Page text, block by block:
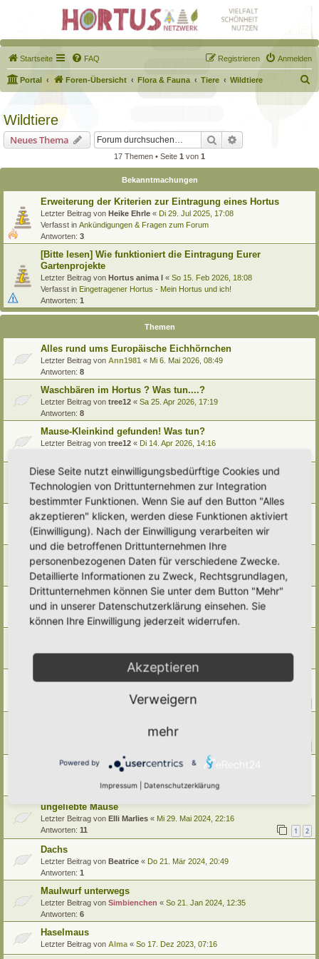
Startseite FAQ Anmelden
Registrieren
Portal Foren-Übersicht Flora & Fauna Tiere Wildtiere
u
Wildtiere
Neues Thema Suche
17 Themen • Seite 1 von 1
Bekanntmachungen
Erweiterung der Kriterien zur Eintragung eines Hortus
Letzter Beitrag von Heike Ehrle « Di 29. Jul 2025, 17:08
Verfasst in Ankündigungen & Fragen zum Forum
Antworten: 3
[Bitte lesen] Wie funktioniert die Eintragung Eurer
Gartenprojekte
Letzter Beitrag von Hortus anima l « So 15. Feb 2026, 18:08
Verfasst in Eingetragener Hortus - Mein Hortus und ich!
Antworten: 1
Themen
Alles rund ums Europäische Eichhörnchen
Letzter Beitrag von Ann1981 « Mi 6. Mai 2026, 08:49
Antworten: 8
Waschbären im Hortus ? Was tun....?
Letzter Beitrag von tree12 « Sa 25. Apr 2026, 17:19
Antworten: 8
Mause-Kleinkind gefunden! Was tun?
Letzter Beitrag von tree12 « Di 14. Apr 2026, 14:16
Fledermäuse
Letzter Beitrag vonAlma« So 8. Feb 2026, 13:19
Antworten:
Mauswiesel im Garten ansiedeln gegen Wühlmäuse?
Letzter Beitrag von GrizzlyimGarten«
Mi 27. Aug 2025, 23:46
Antworten:1
Was könnte das für ein Tier gewesen sein?
Letzter Beitrag vonVollblut-Hortusianer«So 22. Jun 2025, 18:57
Antworten: 4
Silvester 2024 - Helft den Wildtieren
Letzter Beitrag vonVollblut-Hortusianer«Fr 9. Mai 2025, 09:24
Antworten:7
RÄTSEL: Tier macht Sachen
«Fr 16. Aug 2024, 08:23
Welches Tier war das? (Achtung: Bild von Tierkot)
ungeliebte Mäuse
Letzter Beitrag von Elli Marlies « Mi 29. Mai 2024, 22:16
Antworten: 11 1 2
Dachs
Letzter Beitrag von Beatrice « Do 21. Mär 2024, 20:49
Antworten: 1
Maulwurf unterwegs
Letzter Beitrag von Simbienchen « So 21. Jan 2024, 12:35
Antworten: 6
Haselmaus
Letzter Beitrag von Alma « So 17. Dez 2023, 07:16
Diese Seite nutzt einwilligungsbedürftige Cookies und
Technologien von Drittunternehmen zur Integration
bestimmter Funktionen. Wenn Sie auf den Button "Alles
akzeptieren" klicken, werden diese Funktionen aktiviert
(Einwilligung). Nach der Einwilligung verarbeiten wir
und die betroffenen Drittunternehmen Ihre
personenbezogenen Daten für verschiedene Zwecke.
Detaillierte Informationen zu Zweck, Rechtsgrundlagen,
Drittunternehmen können Sie unter dem Button "Mehr"
und in unserer Datenschutzerklärung einsehen. Sie
können Ihre Einwilligung jederzeit widerrufen.
Akzeptieren
Verweigern
mehr
Powered by &
Impressum Datenschutzerklärung